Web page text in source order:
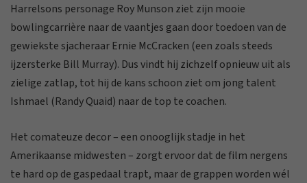
Harrelsons personage Roy Munson ziet zijn mooie
bowlingcarrière naar de vaantjes gaan door toedoen van de
gewiekste sjacheraar Ernie McCracken (een zoals steeds
ijzersterke Bill Murray). Dus vindt hij zichzelf opnieuw uit als
zielige zatlap, tot hij de kans schoon ziet om jong talent
Ishmael (Randy Quaid) naar de top te coachen.
Het comateuze decor – een onooglijk stadje in het
Amerikaanse midwesten – zorgt ervoor dat de film nergens
te hard op de gaspedaal trapt, maar de grappen worden wél